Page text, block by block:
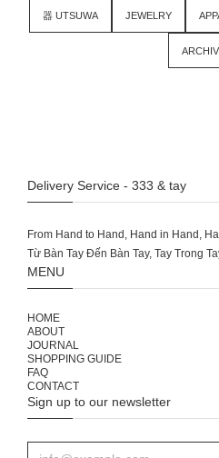
器 UTSUWA JEWELRY
Delivery Service - 333 & tay
From Hand to Hand, Hand in Hand,
MENU
HOME
ABOUT
JOURNAL
SHOPPING GUIDE
FAQ
CONTACT
Sign up to our newsletter